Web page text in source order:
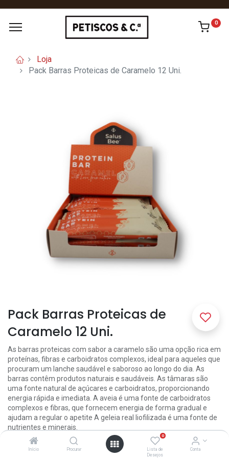
Início Procurar
0
Lista de
Desejos
Conta
0
Loja
Pack Barras Proteicas de Caramelo 12 Uni.
Pack Barras Proteicas de
Caramelo 12 Uni.
As barras proteicas com sabor a caramelo são uma opção rica em
proteínas, fibras e carboidratos complexos, ideal para aqueles que
procuram um lanche saudável e saboroso ao longo do dia. As
barras contêm produtos naturais e saudáveis. As tâmaras são
uma fonte natural de açúcares e carboidratos, proporcionando
energia rápida e imediata. A aveia é uma fonte de carboidratos
complexos e fibras, que fornecem energia de forma gradual e
ajudam a regular o apetite A geleia real liofilizada é uma fonte de
nutrientes e minerais.
20,00€